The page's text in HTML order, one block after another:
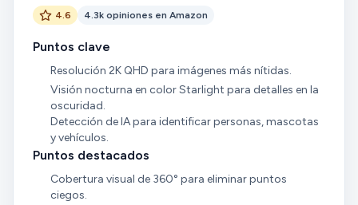
4.6 4.3k opiniones en Amazon
Puntos clave
Resolución 2K QHD para imágenes más nítidas.
Visión nocturna en color Starlight para detalles en la
oscuridad.
Detección de IA para identificar personas, mascotas
y vehículos.
Puntos destacados
Cobertura visual de 360° para eliminar puntos
ciegos.